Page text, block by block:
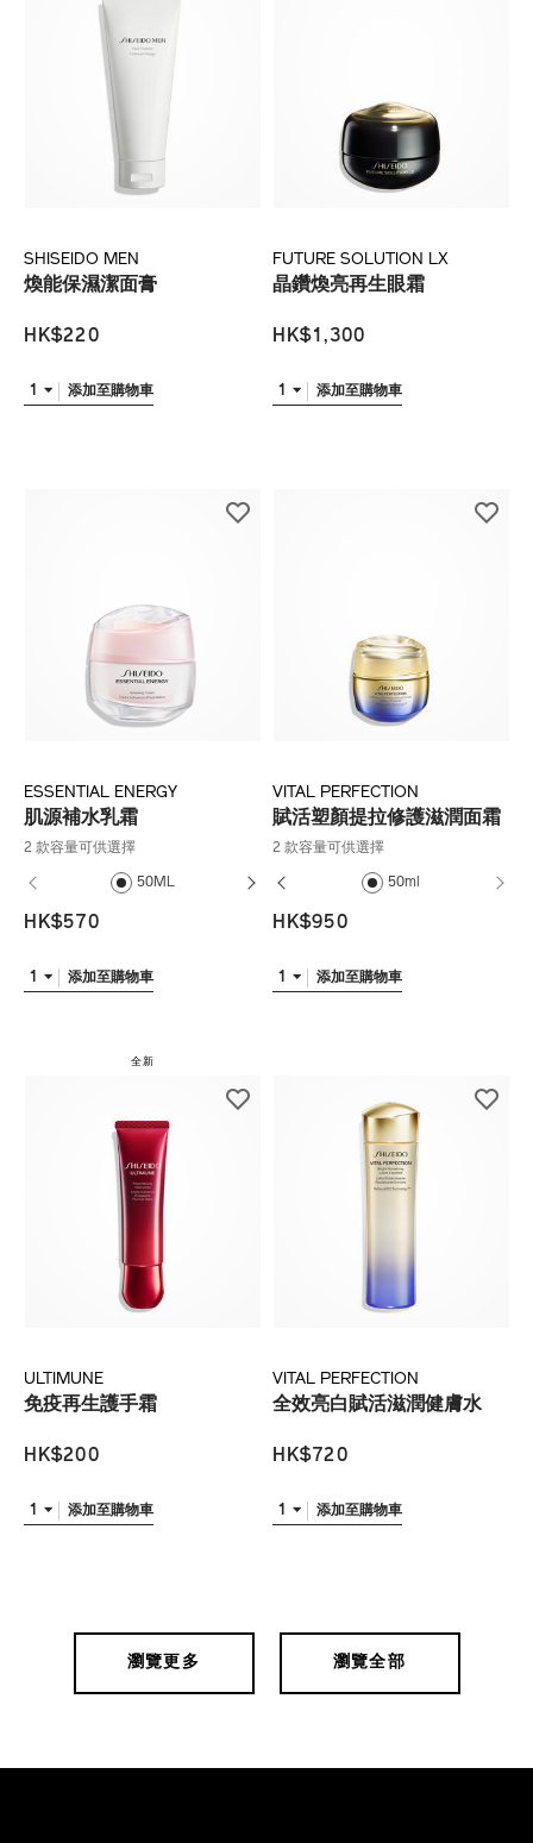
SHISEIDO MEN
煥能保濕潔面膏
HK$220
1 添加至購物車
FUTURE SOLUTION LX
晶鑽煥亮再生眼霜
HK$1,300
1 添加至購物車
ESSENTIAL ENERGY
肌源補水乳霜
2 款容量可供選擇
50ML 50ml (補充裝)
HK$570
1 添加至購物車
VITAL PERFECTION
賦活塑顏提拉修護滋潤面霜
2 款容量可供選擇
50ml
HK$950
1 添加至購物車
全新
ULTIMUNE
免疫再生護手霜
HK$200
1 添加至購物車
VITAL PERFECTION
全效亮白賦活滋潤健膚水
HK$720
1 添加至購物車
瀏覽更多 瀏覽全部